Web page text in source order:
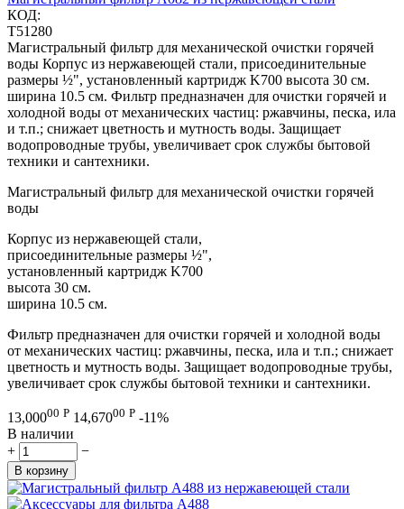
КОД:
T51280
Магистральный фильтр для механической очистки горячей
воды Корпус из нержавеющей стали, присоединительные
размеры ½", установленный картридж K700 высота 30 см.
ширина 10.5 см. Фильтр предназначен для очистки горячей и
холодной воды от механических частиц: ржавчины, песка, ила
и т.п.; снижает цветность и мутность воды. Защищает
водопроводные трубы, увеличивает срок службы бытовой
техники и сантехники.
Магистральный фильтр для механической очистки горячей
воды
Корпус из нержавеющей стали,
присоединительные размеры ½",
установленный картридж K700
высота 30 см.
ширина 10.5 см.
Фильтр предназначен для очистки горячей и холодной воды
от механических частиц: ржавчины, песка, ила и т.п.; снижает
цветность и мутность воды. Защищает водопроводные трубы,
увеличивает срок службы бытовой техники и сантехники.
13,00000 Р 14,67000 Р -11%
В наличии
+
−
В корзину